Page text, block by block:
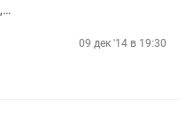
09 дек '14 в 19:30